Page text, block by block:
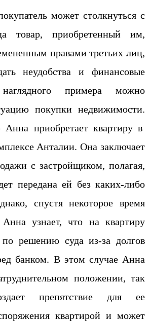
может столкнуться с
товар, приобретенный им,
правами третьих лиц,
неудобства и финансовые
примера можно
покупки недвижимости.
Анна приобретает квартиру в
Анталии. Она заключает
с застройщиком, полагая,
передана ей без каких-либо
спустя некоторое время
узнает, что на квартиру
решению суда из-за долгов
банком. В этом случае Анна
положении, так
препятствие для ее
квартирой и может